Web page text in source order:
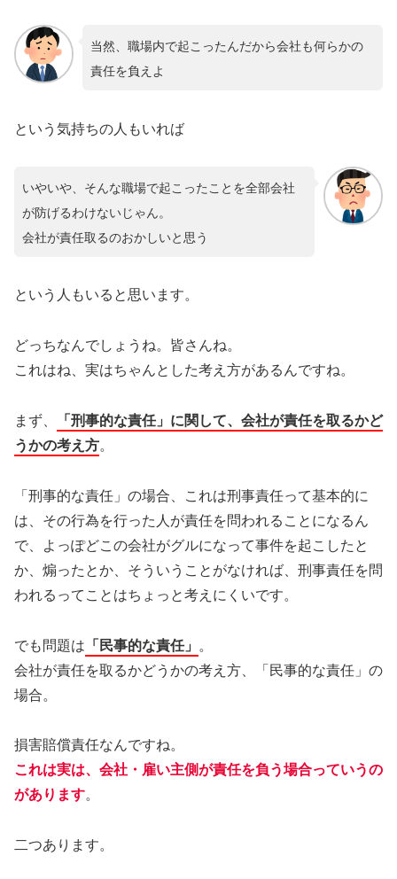
当然、職場内で起こったんだから会社も何らかの
責任を負えよ
という気持ちの人もいれば
いやいや、そんな職場で起こったことを全部会社
が防げるわけないじゃん。
会社が責任取るのおかしいと思う
という人もいると思います。
どっちなんでしょうね。皆さんね。
これはね、実はちゃんとした考え方があるんですね。
まず、
「刑事的な責任」に関して、会社が責任を取るかど
うかの考え方。
「刑事的な責任」の場合、これは刑事責任って基本的に
は、その行為を行った人が責任を問われることになるん
で、よっぽどこの会社がグルになって事件を起こしたと
か、煽ったとか、そういうことがなければ、刑事責任を問
われるってことはちょっと考えにくいです。
でも問題は 「民事的な責任」 。
会社が責任を取るかどうかの考え方、「民事的な責任」の
場合。
損害賠償責任なんですね。
これは実は、会社・雇い主側が責任を負う場合っていうの
があります。
二つあります。